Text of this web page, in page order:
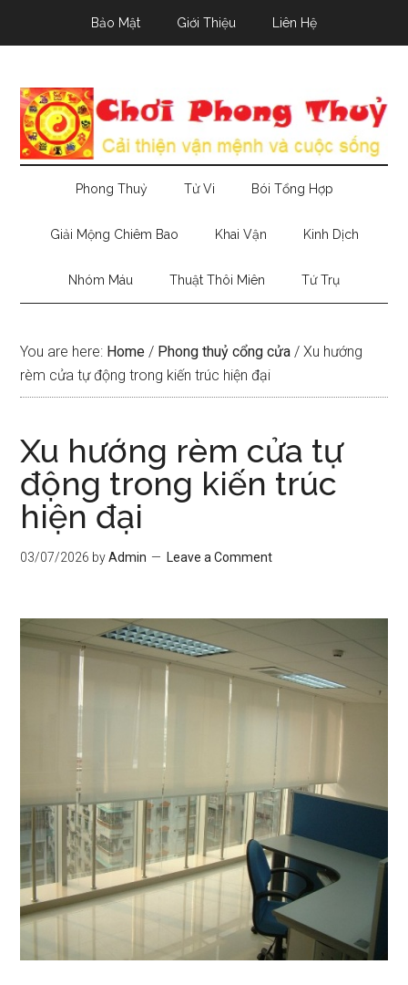
Bảo Mật Giới Thiệu Liên Hệ
Phong Thuỷ Tử Vi Bói Tổng Hợp
Giải Mộng Chiêm Bao Khai Vận Kinh Dịch
Nhóm Máu Thuật Thôi Miên Tứ Trụ
You are here: Home / Phong thuỷ cổng cửa / Xu hướng
rèm cửa tự động trong kiến trúc hiện đại
Xu hướng rèm cửa tự
động trong kiến trúc
hiện đại
03/07/2026 byAdmin Leave a Comment